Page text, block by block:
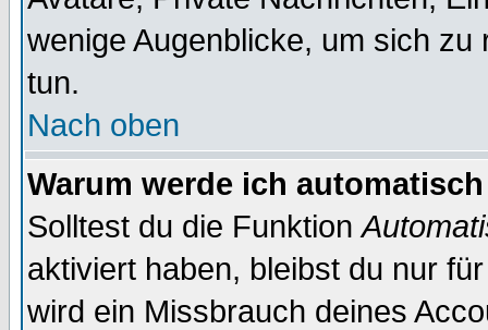
wenige Augenblicke, um sich
tun.
Nach oben
Warum werde ich
Solltest du die Funktion
aktiviert haben, bleibst du nur
wird ein Missbrauch deines